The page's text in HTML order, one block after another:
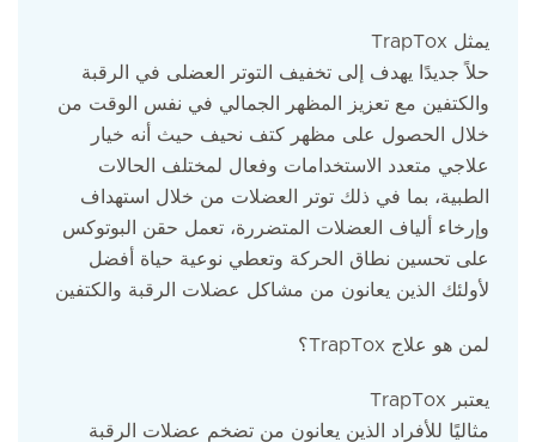
TrapTox يمثل
حلاً جديدًا يهدف إلى تخفيف التوتر العضلى في الرقبة
والكتفين مع تعزيز المظهر الجمالي في نفس الوقت من
خلال الحصول على مظهر كتف نحيف حيث أنه خيار
علاجي متعدد الاستخدامات وفعال لمختلف الحالات
الطبية، بما في ذلك توتر العضلات من خلال استهداف
وإرخاء ألياف العضلات المتضررة، تعمل حقن البوتوكس
على تحسين نطاق الحركة وتعطي نوعية حياة أفضل
لأولئك الذين يعانون من مشاكل عضلات الرقبة والكتفين
؟TrapTox لمن هو علاج
TrapTox يعتبر
مثاليًا للأفراد الذين يعانون من تضخم عضلات الرقبة